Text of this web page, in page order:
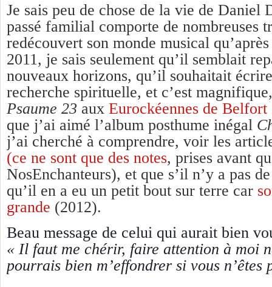
Je sais peu de chose de la vie de Daniel
passé familial comporte de nombreuses
redécouvert son monde musical
2011, je sais seulement qu’il semblait
nouveaux horizons, qu’il souhaitait
recherche spirituelle, et c’est
Psaume 23 aux Eurockéennes de Belfort
que j’ai aimé l’album posthume inégal
j’ai cherché à comprendre, voir les
(ce ne sont que des notes, prises avant
NosEnchanteurs), et que s’il n’y a pas
qu’il en a eu un petit bout sur terre car
grande (2012).
Beau message de celui qui aurait bien
« Il faut me chérir, faire attention à moi
pourrais bien m’effondrer si vous n’êtes